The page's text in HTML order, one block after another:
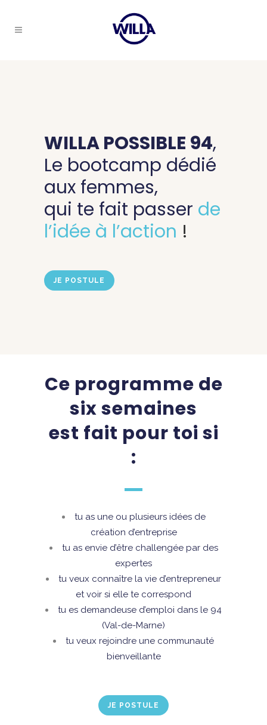
WILLA POSSIBLE 94,
Le bootcamp dédié
aux femmes,
qui te fait passer de
l’idée à l’action !
JE POSTULE
Ce programme de
six semaines
est fait pour toi si
:
tu as une ou plusieurs idées de
création d’entreprise
tu as envie d’être challengée par des
expertes
tu veux connaître la vie d’entrepreneur
et voir si elle te correspond
tu es demandeuse d’emploi dans le 94
(Val-de-Marne)
tu veux rejoindre une communauté
bienveillante
JE POSTULE